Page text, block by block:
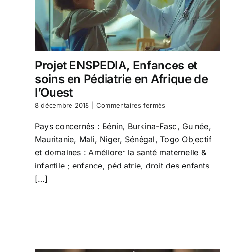
Projet ENSPEDIA, Enfances et
soins en Pédiatrie en Afrique de
l’Ouest
8 décembre 2018 Commentaires ferméssur
ENSPEDIA,
Enfances
et
soins
Pédiatrie
Pays concernés : Bénin, Burkina-Faso, Guinée,
Mauritanie, Mali, Niger, Sénégal, Togo Objectif
et domaines : Améliorer la santé maternelle &
infantile ; enfance, pédiatrie, droit des enfants
[…]